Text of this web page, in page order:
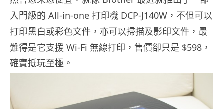
入門級的 All-in-one 打印機 DCP-J140W，不但可以
打印黑白或彩色文件，亦可以掃描及影印文件，最
難得是它支援 Wi-Fi 無線打印，售價卻只是 $598，
確實抵玩至極。